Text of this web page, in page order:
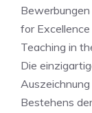
for Excellence
Teaching in
Die
Bestehens